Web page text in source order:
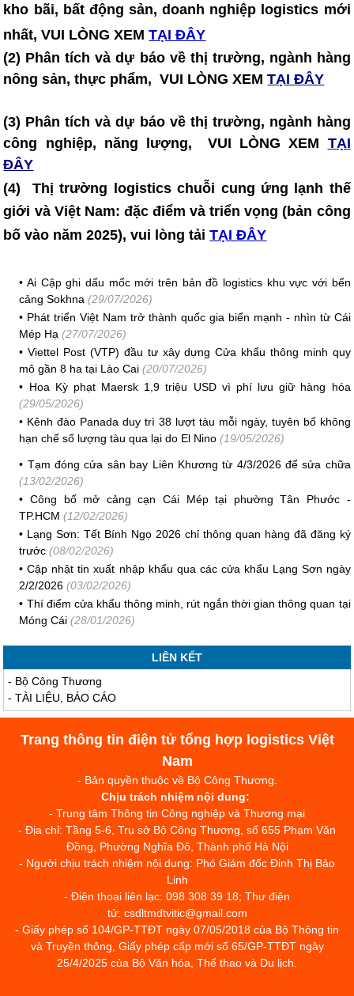
kho bãi, bất động sản, doanh nghiệp logistics mới
nhất, VUI LÒNG XEM TẠI ĐÂY
(2) Phân tích và dự báo về thị trường, ngành hàng
nông sản, thực phẩm, VUI LÒNG XEMTẠI ĐÂY
(3) Phân tích và dự báo về thị trường, ngành hàng
công nghiệp, năng lượng, VUI LÒNG XEM TẠI
ĐÂY
(4)Thị trường logistics chuỗi cung ứng lạnh thế
giới và Việt Nam: đặc điểm và triển vọng (bản công
bố vào năm 2025), vui lòng tảiTẠI ĐÂY
•Ai Cập ghi dấu mốc mới trên bản đồ logistics khu vực với bến
cảng Sokhna (29/07/2026)
• Phát triển Việt Nam trở thành quốc gia biển mạnh - nhìn từ Cái
Mép Hạ (27/07/2026)
•Viettel Post (VTP) đầu tư xây dựng Cửa khẩu thông minh quy
mô gần 8 ha tại Lào Cai (20/07/2026)
• Hoa Kỳ phạt Maersk 1,9 triệu USD vì phí lưu giữ hàng hóa
(29/05/2026)
• Kênh đào Panada duy trì 38 lượt tàu mỗi ngày, tuyên bố không
hạn chế số lượng tàu qua lại do El Nino (19/05/2026)
• Tạm đóng cửa sân bay Liên Khương từ 4/3/2026 để sửa chữa
(13/02/2026)
•Công bố mở cảng cạn Cái Mép tại phường Tân Phước -
TP.HCM (12/02/2026)
• Lạng Sơn: Tết Bính Ngọ 2026 chỉ thông quan hàng đã đăng ký
trước (08/02/2026)
•Cập nhật tin xuất nhập khẩu qua các cửa khẩu Lạng Sơn ngày
2/2/2026 (03/02/2026)
• Thí điểm cửa khẩu thông minh, rút ngắn thời gian thông quan tại
Móng Cái (28/01/2026)
LIÊN KẾT
- Bộ Công Thương
-TÀI LIỆU, BÁO CÁO
Trang thông tin điện tử tổng hợp logistics Việt
Nam
- Bản quyền thuộc về Bộ Công Thương.
Chịu trách nhiệm nội dung:
- Trung tâm Thông tin Công nghiệp và Thương mại
- Địa chỉ: Tầng 5-6, Trụ sở Bộ Công Thương, số 655 Phạm Văn
Đồng, Phường Nghĩa Đô, Thành phố Hà Nội
- Người chịu trách nhiệm nội dung: Phó Giám đốc Đinh Thị Bảo
Linh
- Điện thoại liên lạc: 098 308 39 18; Thư điện
tử: csdltmdtvitic@gmail.com
- Giấy phép số 104/GP-TTĐT ngày 07/05/2018 của Bộ Thông tin
và Truyền thông, Giấy phép cấp mới số 65/GP-TTĐT ngày
25/4/2025 của Bộ Văn hóa, Thể thao và Du lịch.